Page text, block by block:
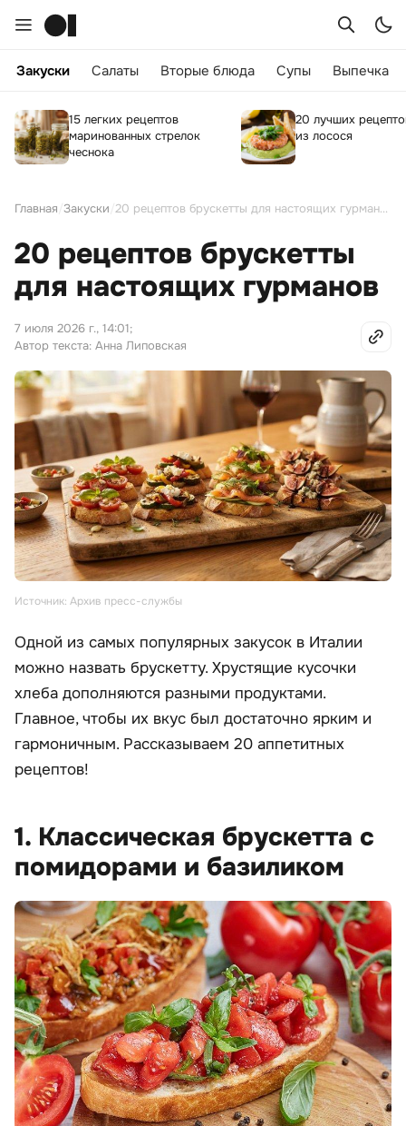
Закуски Салаты Вторые блюда Супы Выпечка
15 легких рецептов
маринованных стрелок
чеснока
20 лучших
из лосося
Главная Закуски 20 рецептов брускетты для настоящих гурманов
20 рецептов брускетты
для настоящих гурманов
7 июля 2026 г., 14:01;
Автор текста: Анна Липовская
Источник: Архив пресс-службы
Одной из самых популярных закусок в Италии
можно назвать брускетту. Хрустящие кусочки
хлеба дополняются разными продуктами.
Главное, чтобы их вкус был достаточно ярким и
гармоничным. Рассказываем 20 аппетитных
рецептов!
1. Классическая брускетта с
помидорами и базиликом